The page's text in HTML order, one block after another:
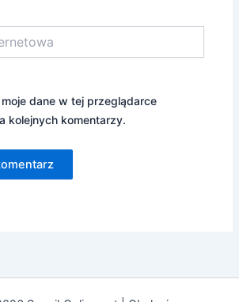
dane w tej przeglądarce
kolejnych komentarzy.